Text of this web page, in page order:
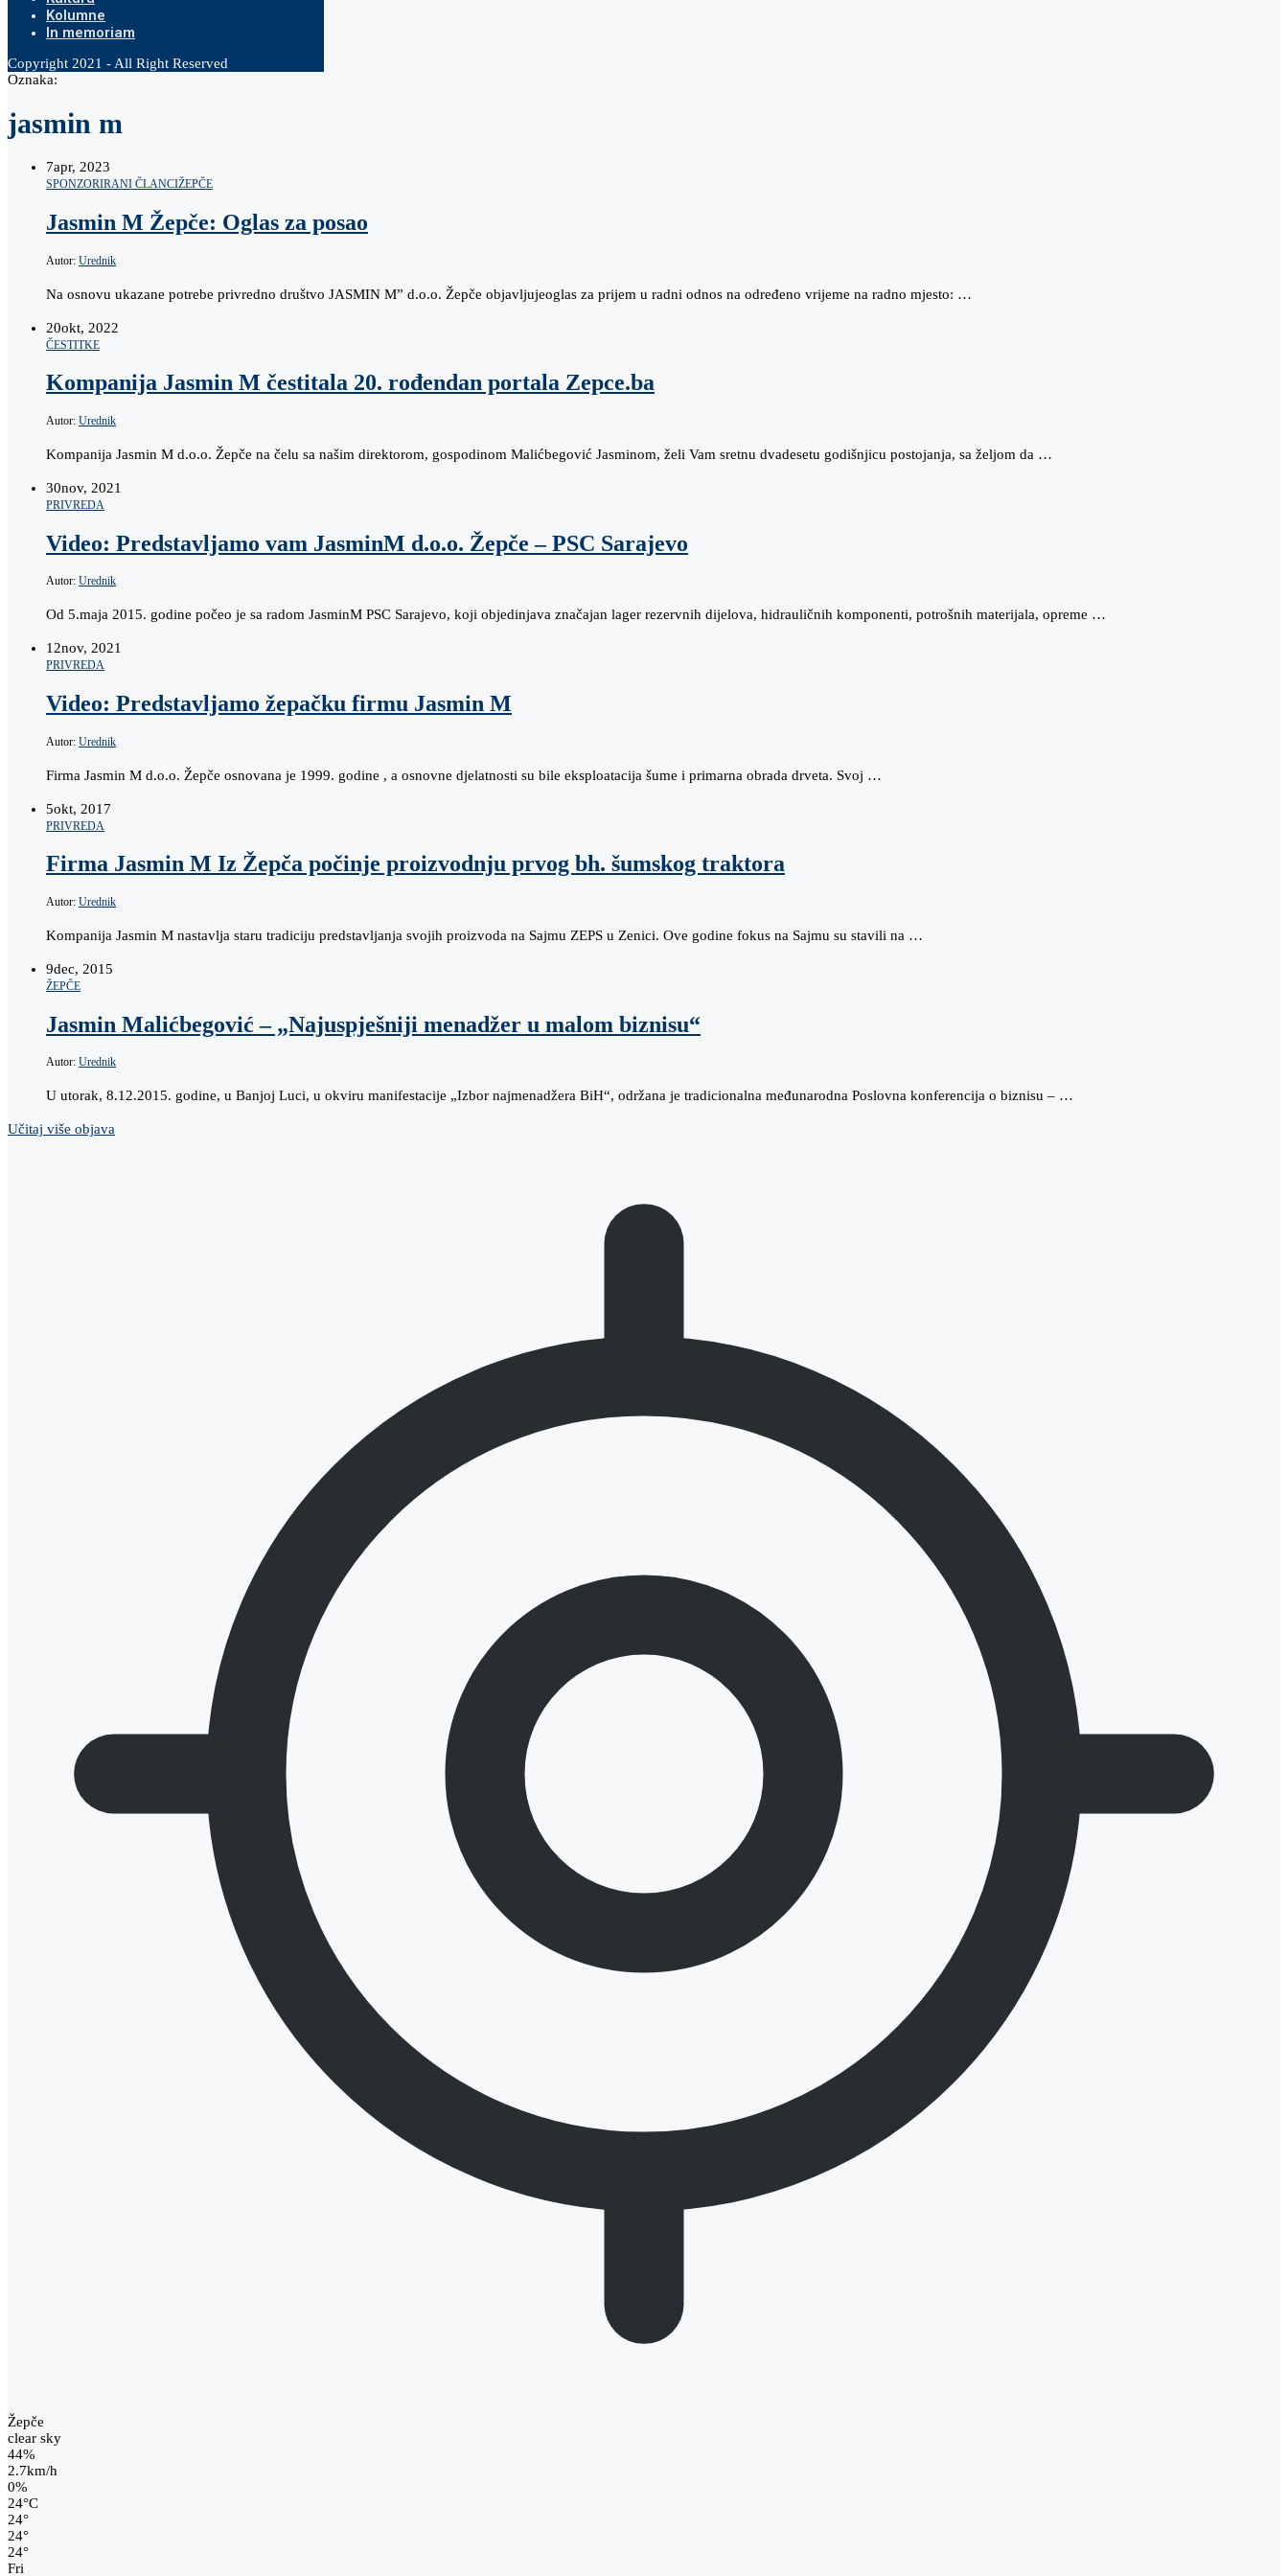
Kolumne
In memoriam
Copyright 2021 - All Right Reserved
Oznaka:
jasmin m
7apr, 2023
SPONZORIRANI ČLANCIŽEPČE
Jasmin M Žepče: Oglas za posao
Autor: Urednik
Na osnovu ukazane potrebe privredno društvo JASMIN M” d.o.o. Žepče objavljujeoglas za prijem u radni odnos na određeno vrijeme na radno mjesto: …
20okt, 2022
ČESTITKE
Kompanija Jasmin M čestitala 20. rođendan portala Zepce.ba
Autor: Urednik
Kompanija Jasmin M d.o.o. Žepče na čelu sa našim direktorom, gospodinom Malićbegović Jasminom, želi Vam sretnu dvadesetu godišnjicu postojanja, sa željom da …
30nov, 2021
PRIVREDA
Video: Predstavljamo vam JasminM d.o.o. Žepče – PSC Sarajevo
Autor: Urednik
Od 5.maja 2015. godine počeo je sa radom JasminM PSC Sarajevo, koji objedinjava značajan lager rezervnih dijelova, hidrauličnih komponenti, potrošnih materijala, opreme …
12nov, 2021
PRIVREDA
Video: Predstavljamo žepačku firmu Jasmin M
Autor: Urednik
Firma Jasmin M d.o.o. Žepče osnovana je 1999. godine , a osnovne djelatnosti su bile eksploatacija šume i primarna obrada drveta. Svoj …
5okt, 2017
PRIVREDA
Firma Jasmin M Iz Žepča počinje proizvodnju prvog bh. šumskog traktora
Autor: Urednik
Kompanija Jasmin M nastavlja staru tradiciju predstavljanja svojih proizvoda na Sajmu ZEPS u Zenici. Ove godine fokus na Sajmu su stavili na …
9dec, 2015
ŽEPČE
Jasmin Malićbegović – „Najuspješniji menadžer u malom biznisu“
Autor: Urednik
U utorak, 8.12.2015. godine, u Banjoj Luci, u okviru manifestacije „Izbor najmenadžera BiH“, održana je tradicionalna međunarodna Poslovna konferencija o biznisu – …
Učitaj više objava
Žepče
clear sky
44%
2.7km/h
0%
24°C
24°
24°
24°
Fri